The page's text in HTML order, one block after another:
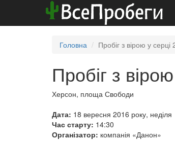
Головна Пробіг з вірою у серці
Пробіг з
Херсон, площа Свободи
Дата: 18 вересня 2016 року, неділя
Час старту: 14:30
Організатор: компанія «Данон»